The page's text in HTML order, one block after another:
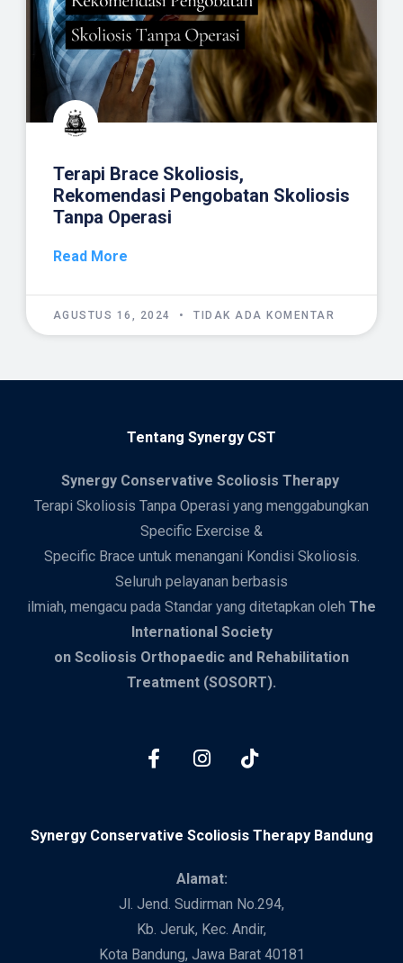
Terapi Brace Skoliosis,
Rekomendasi Pengobatan Skoliosis
Tanpa Operasi
Read More
AGUSTUS 16, 2024 TIDAK ADA KOMENTAR
Tentang Synergy CST
Synergy Conservative Scoliosis Therapy
Terapi Skoliosis Tanpa Operasi yang menggabungkan
Specific Exercise &
Specific Brace untuk menangani Kondisi Skoliosis.
Seluruh pelayanan berbasis
ilmiah, mengacu pada Standar yang ditetapkan oleh The
International Society
on Scoliosis Orthopaedic and Rehabilitation
Treatment (SOSORT).
Synergy Conservative Scoliosis Therapy Bandung
Alamat:
Jl. Jend. Sudirman No.294,
Kb. Jeruk, Kec. Andir,
Kota Bandung, Jawa Barat 40181